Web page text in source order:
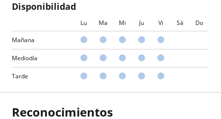
Disponibilidad
Lu Ma Mi Ju Vi Sá Do
Mañana
Mediodía
Tarde
Reconocimientos